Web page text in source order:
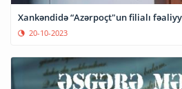
Xankəndidə “Azərpoçt"un filialı
20-10-2023